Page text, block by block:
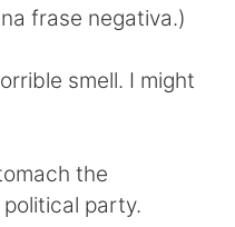
frase negativa.)
smell. I might
the
party.